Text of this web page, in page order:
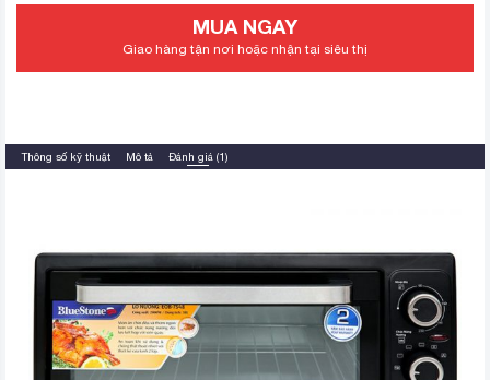
MUA NGAY
Giao hàng tận nơi hoặc nhận tại siêu thị
Thông số kỹ thuật Mô tả Đánh giá (1)